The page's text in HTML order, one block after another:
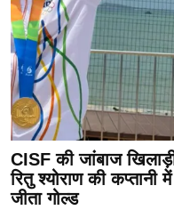
CISF की जांबाज
रितु श्योराण की कप्तानी
जीता गोल्ड